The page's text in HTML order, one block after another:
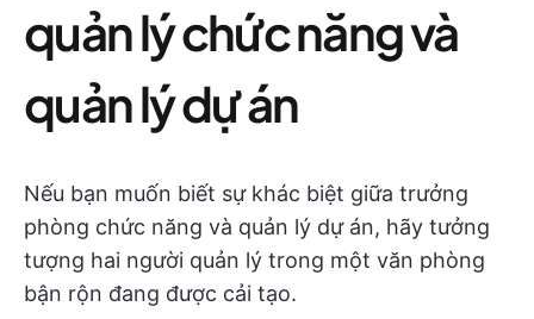
quản lý chức năng và
quản lý dự án
Nếu bạn muốn biết sự khác biệt giữa trưởng
phòng chức năng và quản lý dự án, hãy tưởng
tượng hai người quản lý trong một văn phòng
bận rộn đang được cải tạo.